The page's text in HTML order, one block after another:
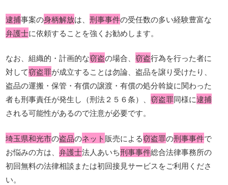
逮捕事案の身柄解放は、刑事事件の受任数の多い経験豊富な
弁護士に依頼することを強くお勧めします。
なお、組織的・計画的な窃盗の場合、窃盗行為を行った者に
対して窃盗罪が成立することは勿論、盗品を譲り受けたり、
盗品の運搬・保管・有償の譲渡・有償の処分斡旋に関わった
者も刑事責任が発生し（刑法２５６条）、窃盗罪同様に逮捕
される可能性があるので注意が必要です。
埼玉県和光市の盗品のネット販売による窃盗罪の刑事事件で
お悩みの方は、弁護士法人あいち刑事事件総合法律事務所の
初回無料の法律相談または初回接見サービスをご利用くださ
い。